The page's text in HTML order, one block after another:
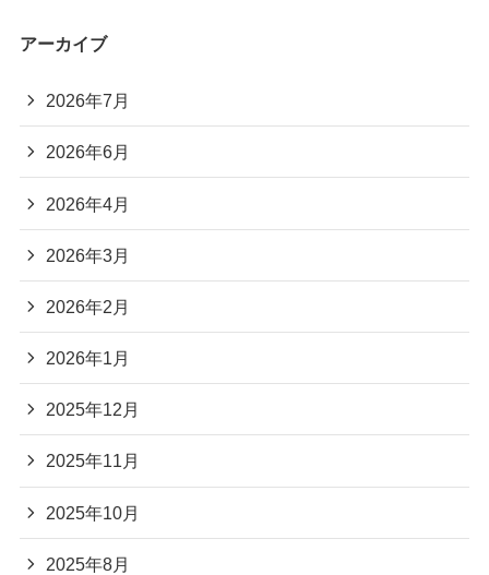
アーカイブ
2026年7月
2026年6月
2026年4月
2026年3月
2026年2月
2026年1月
2025年12月
2025年11月
2025年10月
2025年8月